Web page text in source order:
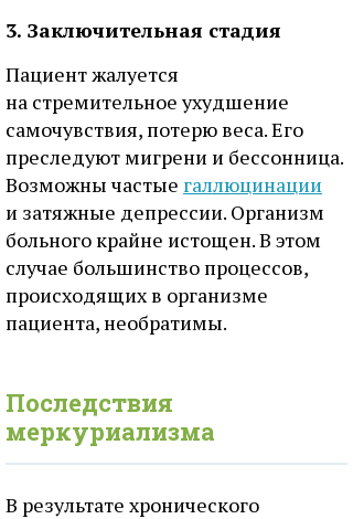
3. Заключительная стадия
Пациент жалуется
на стремительное ухудшение
самочувствия, потерю веса. Его
преследуют мигрени и бессонница.
Возможны частые галлюцинации
и затяжные депрессии. Организм
больного крайне истощен. В этом
случае большинство процессов,
происходящих в организме
пациента, необратимы.
Последствия
меркуриализма
В результате хронического